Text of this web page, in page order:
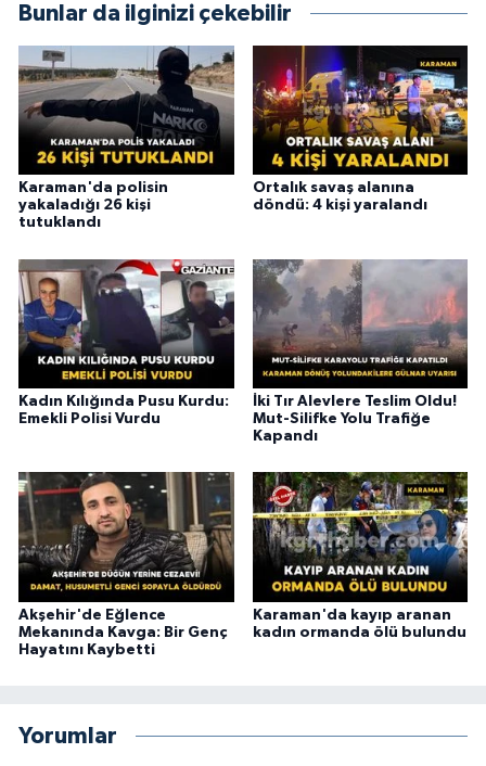
Bunlar da ilginizi çekebilir
Karaman'da polisin
yakaladığı 26 kişi
tutuklandı
Ortalık savaş alanına
döndü: 4 kişi yaralandı
Kadın Kılığında Pusu Kurdu:
Emekli Polisi Vurdu
İki Tır Alevlere Teslim Oldu!
Mut-Silifke Yolu Trafiğe
Kapandı
Akşehir'de Eğlence
Mekanında Kavga: Bir Genç
Hayatını Kaybetti
Karaman'da kayıp aranan
kadın ormanda ölü bulundu
Yorumlar